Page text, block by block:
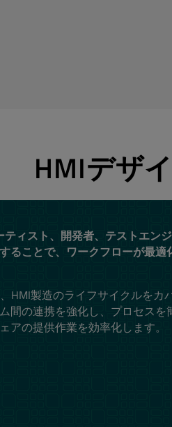
HMIデザ
ティスト、開発者、テストエン
ることで、ワークフローが最適
HMI製造のライフサイクルをカ
間の連携を強化し、プロセスを
アの提供作業を効率化します。